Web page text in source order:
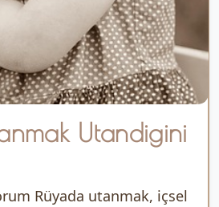
Utandigini
Rüyada utanmak, içsel